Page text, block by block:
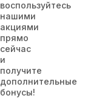
воспользуйтесь
нашими
акциями
прямо
сейчас
и
получите
дополнительные
бонусы!